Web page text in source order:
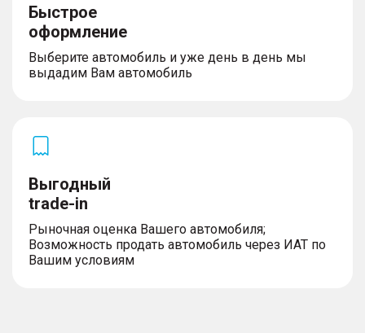
Быстрое
оформление
Выберите автомобиль и уже день в день мы
выдадим Вам автомобиль
Выгодный
trade-in
Рыночная оценка Вашего автомобиля;
Возможность продать автомобиль через ИАТ по
Вашим условиям